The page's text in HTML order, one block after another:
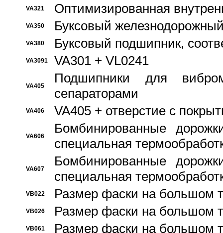
VA321 Оптимизированная
VA350 Буксовый
VA380 Буксовый подшипник,
VA3091 VA301 + VL0241
VA405
Подшипники для
сепараторами
VA406 VA405 + отверстие с
VA606
Бомбинированные
специальная
VA607
Бомбинированные
специальная
VB022 Размер фаски на большом
VB026 Размер фаски на большом
VB061 Размер фаски на большом